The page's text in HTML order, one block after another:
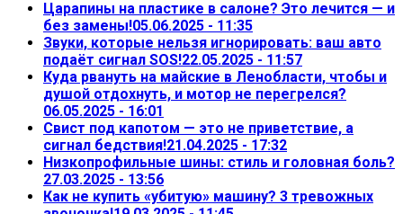
Царапины на пластике в салоне? Это лечится — и
без замены!05.06.2025 - 11:35
Звуки, которые нельзя игнорировать: ваш авто
подаёт сигнал SOS!22.05.2025 - 11:57
Куда рвануть на майские в Ленобласти, чтобы и
душой отдохнуть, и мотор не перегрелся?
06.05.2025 - 16:01
Свист под капотом — это не приветствие, а
сигнал бедствия!21.04.2025 - 17:32
Низкопрофильные шины: стиль и головная боль?
27.03.2025 - 13:56
Как не купить «убитую» машину? 3 тревожных